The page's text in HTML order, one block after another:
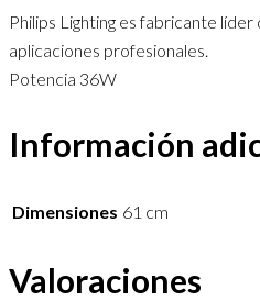
Philips Lighting es fabricante líder
aplicaciones profesionales.
Potencia 36W
Información
Dimensiones 61 cm
Valoraciones